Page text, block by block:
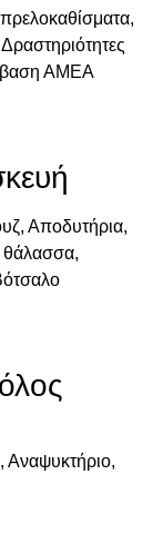
ΑΜΕΑ
Αποδυτήρια,
θάλασσα,
Αναψυκτήριο,